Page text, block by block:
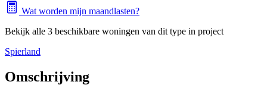
Wat worden mijn maandlasten?
Bekijk alle 3 beschikbare woningen van dit type in project
Spierland
Omschrijving